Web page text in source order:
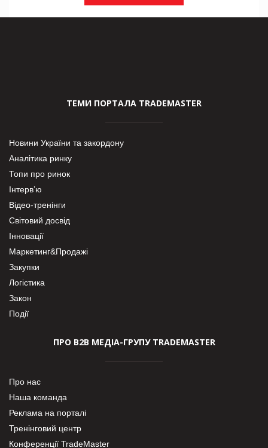
ТЕМИ ПОРТАЛА TRADEMASTER
Новини України та закордону
Аналітика ринку
Топи про ринок
Інтерв’ю
Відео-тренінги
Світовий досвід
Інновації
Маркетинг&Продажі
Закупки
Логістика
Закон
Події
ПРО В2В МЕДІА-ГРУПУ TRADEMASTER
Про нас
Наша команда
Реклама на порталі
Тренінговий центр
Конференції TradeMaster